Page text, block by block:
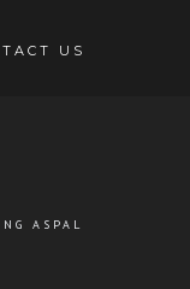
US
ASPAL